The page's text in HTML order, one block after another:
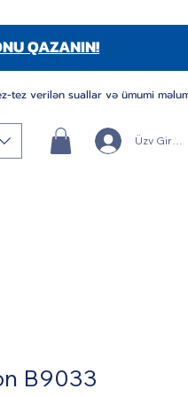
QAZANIN!
tez verilən suallar və ümumi
Üzv Girişi/
B9033